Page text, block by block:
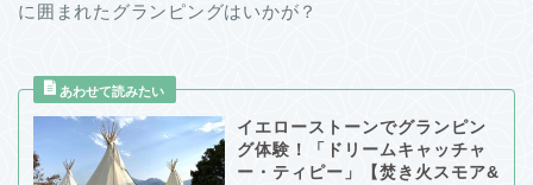
に囲まれたグランピングはいかが？
イエローストーンでグランピン
グ体験！「ドリームキャッチャ
ー・ティピー」【焚き火スモア&